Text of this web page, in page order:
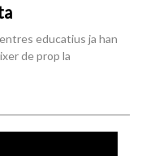
educatius ja han
de prop la